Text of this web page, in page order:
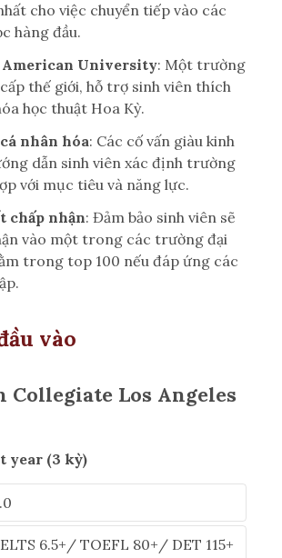
cho việc chuyển tiếp vào các
hàng đầu.
American University: Một trường
thế giới, hỗ trợ sinh viên thích
học thuật Hoa Kỳ.
nhân hóa: Các cố vấn giàu kinh
dẫn sinh viên xác định trường
với mục tiêu và năng lực.
chấp nhận: Đảm bảo sinh viên sẽ
vào một trong các trường đại
trong top 100 nếu đáp ứng các
vào
Collegiate Los Angeles
year (3 kỳ)
6.5+/ TOEFL 80+/ DET 115+